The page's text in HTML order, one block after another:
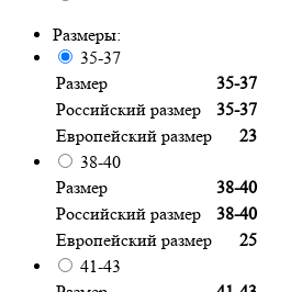
Размеры:
35-37
Размер
35-37
Российский размер
35-37
Европейский размер
23
38-40
Размер
38-40
Российский размер
38-40
Европейский размер
25
41-43